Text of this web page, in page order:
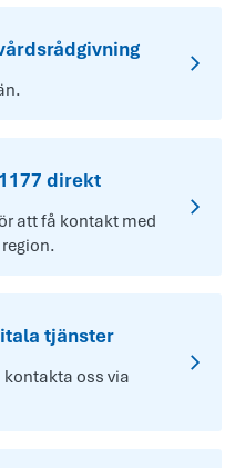
direkt
att få kontakt med
tjänster
oss via